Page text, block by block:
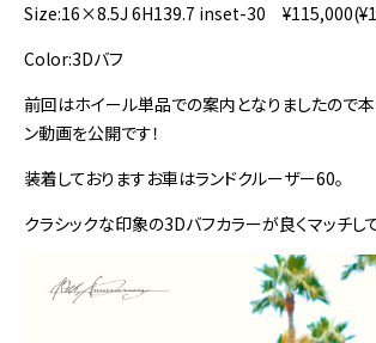
Size:16×8.5J 6H139.7 inset-30
Color:3Dバフ
前回はホイール単品での案内となりましたので
ン動画を公開です！
装着しておりますお車はランドクルーザー60。
クラシックな印象の3Dバフカラーが良くマッチし